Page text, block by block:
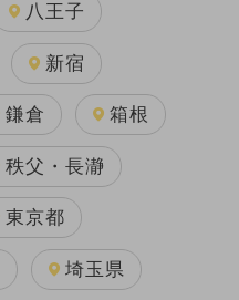
八王子
新宿
鎌倉 箱根
秩父・長瀞
東京都
埼玉県